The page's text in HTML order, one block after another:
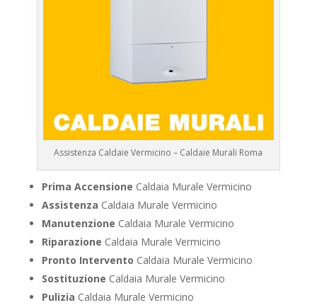
Assistenza Caldaie Vermicino – Caldaie Murali Roma
Prima Accensione Caldaia Murale Vermicino
Assistenza Caldaia Murale Vermicino
Manutenzione Caldaia Murale Vermicino
Riparazione Caldaia Murale Vermicino
Pronto Intervento Caldaia Murale Vermicino
Sostituzione Caldaia Murale Vermicino
Pulizia Caldaia Murale Vermicino